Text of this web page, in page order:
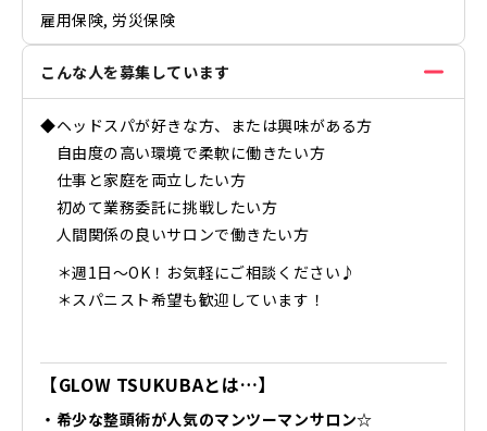
雇用保険, 労災保険
こんな人を募集しています
◆ヘッドスパが好きな方、または興味がある方
自由度の高い環境で柔軟に働きたい方
仕事と家庭を両立したい方
初めて業務委託に挑戦したい方
人間関係の良いサロンで働きたい方
＊週1日〜OK！お気軽にご相談ください♪
＊スパニスト希望も歓迎しています！
【GLOW TSUKUBAとは…】
・希少な整頭術が人気のマンツーマンサロン☆